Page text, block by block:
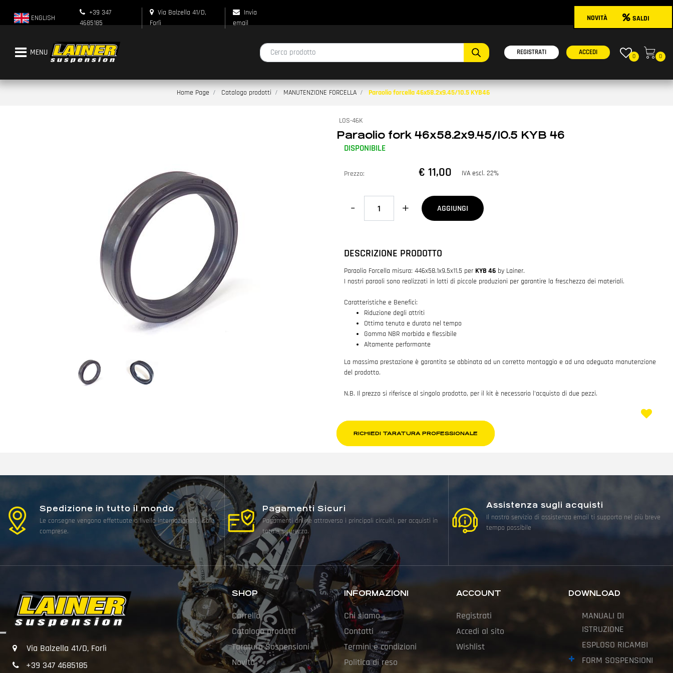
ENGLISH
+39 347
4685185
Via Balzella 41/D,
Forlì
Invia
email
NOVITÀ SALDI
Open menu La modifica di un filtro aggiorna automaticamente gli altri filtri disponibili.
REGISTRATI ACCEDI
0 0
Home Page Catalogo prodotti MANUTENZIONE FORCELLA Paraolio forcella 46x58.2x9.45/10.5 KYB46
LOS-46K
Paraolio fork 46x58.2x9.45/10.5 KYB 46
DISPONIBILE
Prezzo: € 11,00 IVA escl. 22%
Quantità
AGGIUNGI
DESCRIZIONE PRODOTTO
Paraolio Forcella misura: 446x58.1x9.5x11.5 per KYB 46 by Lainer.
I nostri paraoli sono realizzati in lotti di piccole produzioni per garantire la freschezza dei materiali.
Caratteristiche e Benefici:
Riduzione degli attriti
Ottima tenuta e durata nel tempo
Gomma NBR morbida e flessibile
Altamente performante
La massima prestazione è garantita se abbinata ad un corretto montaggio e ad una adeguata manutenzione
del prodotto.
N.B. Il prezzo si riferisce al singolo prodotto, per il kit è necessario l'acquisto di due pezzi.
RICHIEDI TARATURA PROFESSIONALE
Spedizione in tutto il mondo
Le consegne vengono effettuate a livello internazionale, isole
comprese.
Pagamenti Sicuri
Pagamenti online attraverso i principali circuiti, per acquisti in
totale sicurezza.
Assistenza sugli acquisti
Il nostro servizio di assistenza email ti supporta nel più breve
tempo possibile
Via Balzella 41/D, Forlì
+39 347 4685185
SHOP
Carrello
Catalogo prodotti
Taratura Sospensioni
Novità
INFORMAZIONI
Chi siamo
Contatti
Termini e condizioni
Politica di reso
ACCOUNT
Registrati
Accedi al sito
Wishlist
DOWNLOAD
MANUALI DI
ISTRUZIONE
ESPLOSO RICAMBI
FORM SOSPENSIONI